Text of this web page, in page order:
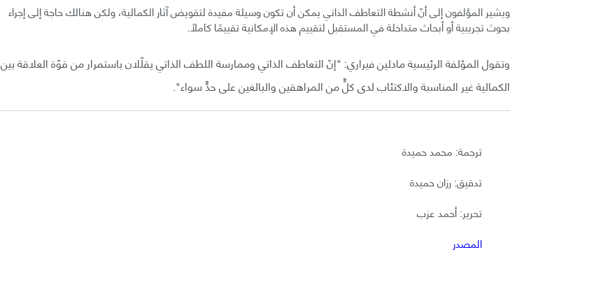
ويشير المؤلفون إلى أنّ أنشطة التعاطف الذاتي يمكن أن تكون وسيلة مفيدة لتقويض آثار الكمالية، ولكن هنالك حاجة إلى إجراء
بحوث تجريبية أو أبحاث متداخلة في المستقبل لتقييم هذه الإمكانية تقييمًا كاملًا.
وتقول المؤلفة الرئيسية مادلين فيراري: "إنّ التعاطف الذاتي وممارسة اللطف الذاتي يقلّلان باستمرار من قوّة العلاقة بين
الكمالية غير المناسبة والاكتئاب لدى كلٍّ من المراهقين والبالغين على حدٍّ سواء".
ترجمة: محمد حميدة
تدقيق: رزان حميدة
تحرير: أحمد عزب
المصدر